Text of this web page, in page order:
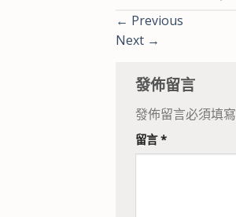
← Previous
Next →
發佈留言
發佈留言必須填
留言*